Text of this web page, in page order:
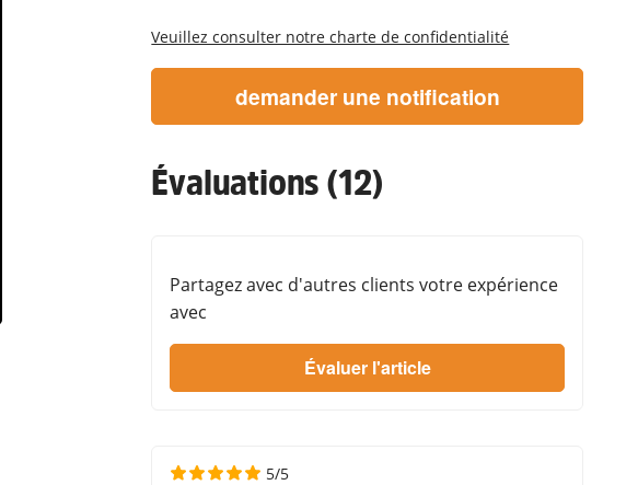
Veuillez consulter notre charte de confidentialité
demander une notification
Évaluations (12)
Partagez avec d'autres clients votre expérience
avec
5/5